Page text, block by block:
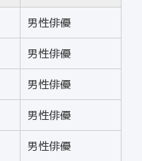
男性俳優
男性俳優
男性俳優
男性俳優
男性俳優